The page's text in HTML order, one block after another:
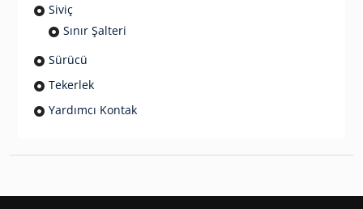
Siviç
Sınır Şalteri
Sürücü
Tekerlek
Yardımcı Kontak